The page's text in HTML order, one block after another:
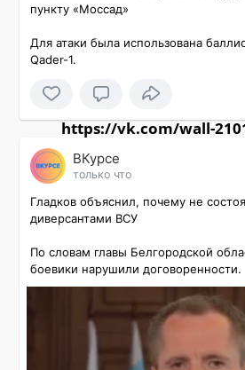
пункту «Моссад»
Для атаки была использована
Qader-1.
https://vk.com/wall-
ВКурсе
только что
Гладков объяснил, почему не
диверсантами ВСУ
По словам главы Белгородской
боевики нарушили договоренности.